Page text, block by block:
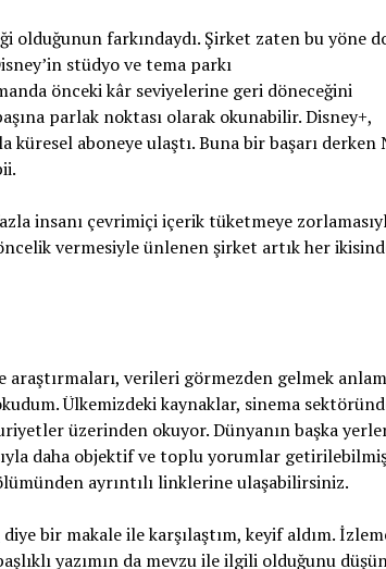
olduğunun farkındaydı. Şirket zaten bu yöne
stüdyo ve tema parkı
önceki kâr seviyelerine geri döneceğini
parlak noktası olarak okunabilir. Disney+,
aboneye ulaştı. Buna bir başarı derken
insanı çevrimiçi içerik tüketmeye
vermesiyle ünlenen şirket artık her
verileri görmezden gelmek
Ülkemizdeki kaynaklar, sinema
üzerinden okuyor. Dünyanın başka
daha objektif ve toplu yorumlar
ayrıntılı linklerine ulaşabilirsiniz.
diye bir makale ile karşılaştım, keyif aldım.
yazımın da mevzu ile ilgili olduğunu